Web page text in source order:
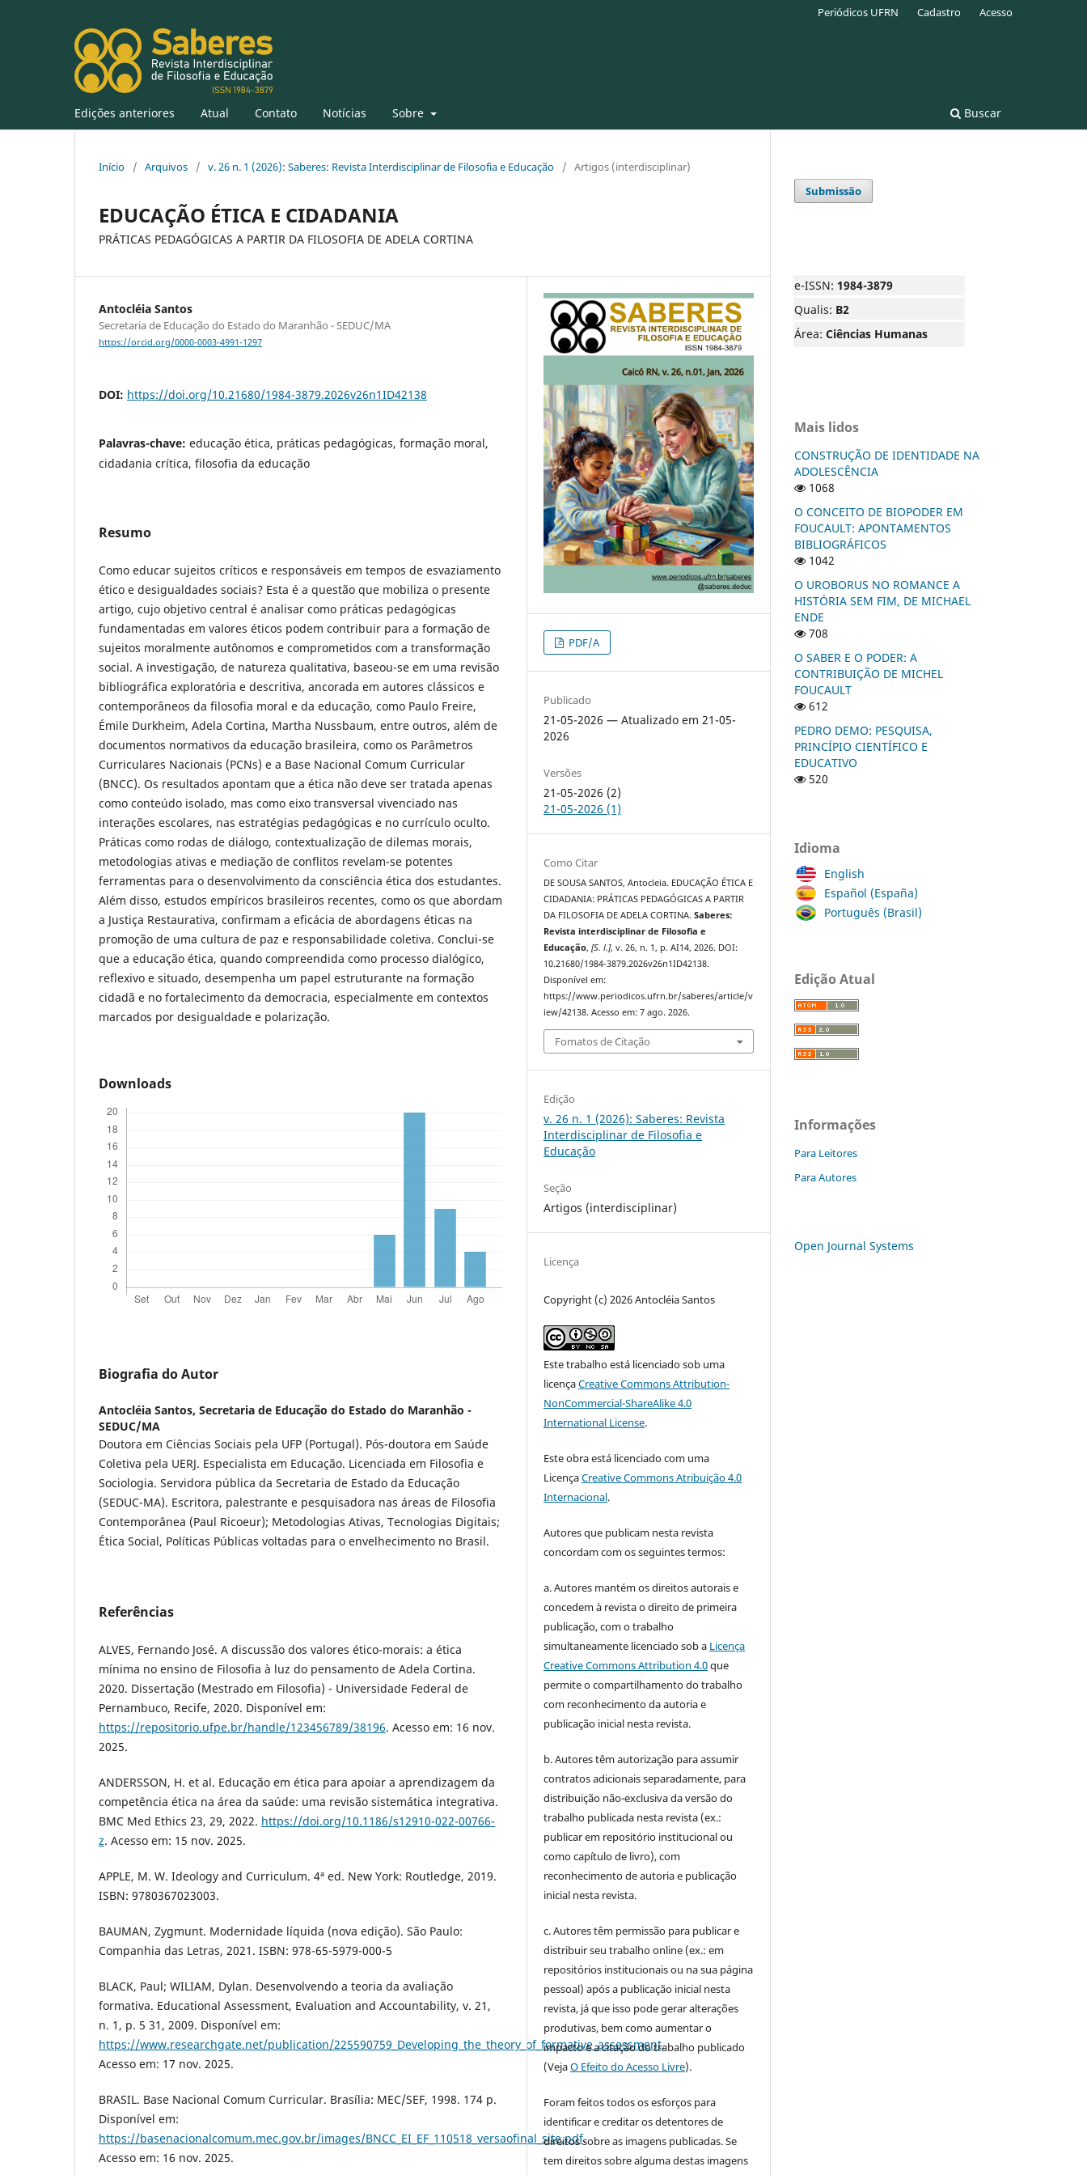
Edições anteriores Atual Contato Notícias Sobre Buscar
Periódicos UFRN Cadastro Acesso
Início / Arquivos / v. 26 n. 1 (2026): Saberes: Revista Interdisciplinar de Filosofia e Educação / Artigos (interdisciplinar)
EDUCAÇÃO ÉTICA E CIDADANIA
PRÁTICAS PEDAGÓGICAS A PARTIR DA FILOSOFIA DE ADELA CORTINA
Antocléia Santos
Secretaria de Educação do Estado do Maranhão - SEDUC/MA
https://orcid.org/0000-0003-4991-1297
DOI: https://doi.org/10.21680/1984-3879.2026v26n1ID42138
Palavras-chave: educação ética, práticas pedagógicas, formação moral,
cidadania crítica, filosofia da educação
Resumo
Como educar sujeitos críticos e responsáveis em tempos de esvaziamento
ético e desigualdades sociais? Esta é a questão que mobiliza o presente
artigo, cujo objetivo central é analisar como práticas pedagógicas
fundamentadas em valores éticos podem contribuir para a formação de
sujeitos moralmente autônomos e comprometidos com a transformação
social. A investigação, de natureza qualitativa, baseou-se em uma revisão
bibliográfica exploratória e descritiva, ancorada em autores clássicos e
contemporâneos da filosofia moral e da educação, como Paulo Freire,
Émile Durkheim, Adela Cortina, Martha Nussbaum, entre outros, além de
documentos normativos da educação brasileira, como os Parâmetros
Curriculares Nacionais (PCNs) e a Base Nacional Comum Curricular
(BNCC). Os resultados apontam que a ética não deve ser tratada apenas
como conteúdo isolado, mas como eixo transversal vivenciado nas
interações escolares, nas estratégias pedagógicas e no currículo oculto.
Práticas como rodas de diálogo, contextualização de dilemas morais,
metodologias ativas e mediação de conflitos revelam-se potentes
ferramentas para o desenvolvimento da consciência ética dos estudantes.
Além disso, estudos empíricos brasileiros recentes, como os que abordam
a Justiça Restaurativa, confirmam a eficácia de abordagens éticas na
promoção de uma cultura de paz e responsabilidade coletiva. Conclui-se
que a educação ética, quando compreendida como processo dialógico,
reflexivo e situado, desempenha um papel estruturante na formação
cidadã e no fortalecimento da democracia, especialmente em contextos
marcados por desigualdade e polarização.
Downloads
Biografia do Autor
Antocléia Santos, Secretaria de Educação do Estado do Maranhão -
SEDUC/MA
Doutora em Ciências Sociais pela UFP (Portugal). Pós-doutora em Saúde
Coletiva pela UERJ. Especialista em Educação. Licenciada em Filosofia e
Sociologia. Servidora pública da Secretaria de Estado da Educação
(SEDUC-MA). Escritora, palestrante e pesquisadora nas áreas de Filosofia
Contemporânea (Paul Ricoeur); Metodologias Ativas, Tecnologias Digitais;
Ética Social, Políticas Públicas voltadas para o envelhecimento no Brasil.
Referências
ALVES, Fernando José. A discussão dos valores ético-morais: a ética
mínima no ensino de Filosofia à luz do pensamento de Adela Cortina.
2020. Dissertação (Mestrado em Filosofia) - Universidade Federal de
Pernambuco, Recife, 2020. Disponível em:
https://repositorio.ufpe.br/handle/123456789/38196. Acesso em: 16 nov.
2025.
ANDERSSON, H. et al. Educação em ética para apoiar a aprendizagem da
competência ética na área da saúde: uma revisão sistemática integrativa.
BMC Med Ethics 23, 29, 2022. https://doi.org/10.1186/s12910-022-00766-
z. Acesso em: 15 nov. 2025.
APPLE, M. W. Ideology and Curriculum. 4ª ed. New York: Routledge, 2019.
ISBN: 9780367023003.
BAUMAN, Zygmunt. Modernidade líquida (nova edição). São Paulo:
Companhia das Letras, 2021. ISBN: 978-65-5979-000-5
BLACK, Paul; WILIAM, Dylan. Desenvolvendo a teoria da avaliação
formativa. Educational Assessment, Evaluation and Accountability, v. 21,
n. 1, p. 5 31, 2009. Disponível em:
https://www.researchgate.net/publication/225590759_Developing_the_theory_of_formative_assessment.
Acesso em: 17 nov. 2025.
BRASIL. Base Nacional Comum Curricular. Brasília: MEC/SEF, 1998. 174 p.
Disponível em:
https://basenacionalcomum.mec.gov.br/images/BNCC_EI_EF_110518_versaofinal_site.pdf.
Acesso em: 16 nov. 2025.
PDF/A
Publicado
21-05-2026 — Atualizado em 21-05-
2026
Versões
21-05-2026 (2)
21-05-2026 (1)
Como Citar
DE SOUSA SANTOS, Antocleia. EDUCAÇÃO ÉTICA E
CIDADANIA: PRÁTICAS PEDAGÓGICAS A PARTIR
DA FILOSOFIA DE ADELA CORTINA.Saberes:
Revista interdisciplinar de Filosofia e
Educação,[S. l.], v. 26, n. 1, p. AI14, 2026. DOI:
10.21680/1984-3879.2026v26n1ID42138.
Disponível em:
https://www.periodicos.ufrn.br/saberes/article/v
iew/42138. Acesso em: 7 ago. 2026.
Fomatos de Citação
Edição
v. 26 n. 1 (2026): Saberes: Revista
Interdisciplinar de Filosofia e
Educação
Seção
Artigos (interdisciplinar)
Licença
Copyright (c) 2026 Antocléia Santos
Este trabalho está licenciado sob uma
licençaCreative Commons Attribution-
NonCommercial-ShareAlike 4.0
International License.
Este obra está licenciado com uma
LicençaCreative Commons Atribuição 4.0
Internacional.
Autores que publicam nesta revista
concordam com os seguintes termos:
a. Autores mantém os direitos autorais e
concedem à revista o direito de primeira
publicação, com o trabalho
simultaneamente licenciado sob a Licença
Creative Commons Attribution 4.0que
permite o compartilhamento do trabalho
com reconhecimento da autoria e
publicação inicial nesta revista.
b. Autores têm autorização para assumir
contratos adicionais separadamente, para
distribuição não-exclusiva da versão do
trabalho publicada nesta revista (ex.:
publicar em repositório institucional ou
como capítulo de livro), com
reconhecimento de autoria e publicação
inicial nesta revista.
c. Autores têm permissão para publicar e
distribuir seu trabalho online (ex.: em
repositórios institucionais ou na sua página
pessoal) após a publicação inicial nesta
revista, já que isso pode gerar alterações
produtivas, bem como aumentar o
impacto e a citação do trabalho publicado
(VejaO Efeito do Acesso Livre).
Foram feitos todos os esforços para
identificar e creditar os detentores de
direitos sobre as imagens publicadas. Se
tem direitos sobre alguma destas imagens
Submissão
e-ISSN: 1984-3879
Qualis: B2
Área: Ciências Humanas
Mais lidos
CONSTRUÇÃO DE IDENTIDADE NA
ADOLESCÊNCIA
1068
O CONCEITO DE BIOPODER EM
FOUCAULT: APONTAMENTOS
BIBLIOGRÁFICOS
1042
O UROBORUS NO ROMANCE A
HISTÓRIA SEM FIM, DE MICHAEL
ENDE
708
O SABER E O PODER: A
CONTRIBUIÇÃO DE MICHEL
FOUCAULT
612
PEDRO DEMO: PESQUISA,
PRINCÍPIO CIENTÍFICO E
EDUCATIVO
520
Idioma
English
Español (España)
Português (Brasil)
Edição Atual
Informações
Para Leitores
Para Autores
Open Journal Systems